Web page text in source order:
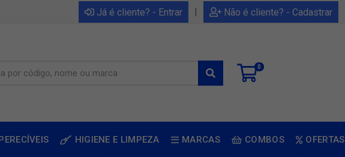
Já é cliente? - Entrar | Não é cliente? - Cadastrar
0
HIGIENE E LIMPEZA MARCAS COMBOS OFERTAS